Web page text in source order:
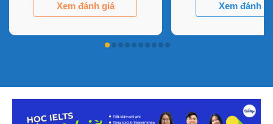
Xem đánh giá Xem đánh